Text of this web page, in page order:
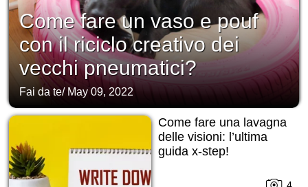
Come fare un vaso e pouf
con il riciclo creativo dei
vecchi pneumatici?
Fai da te/ May 09, 2022
Come fare una lavagna
delle visioni: l’ultima
guida x-step!